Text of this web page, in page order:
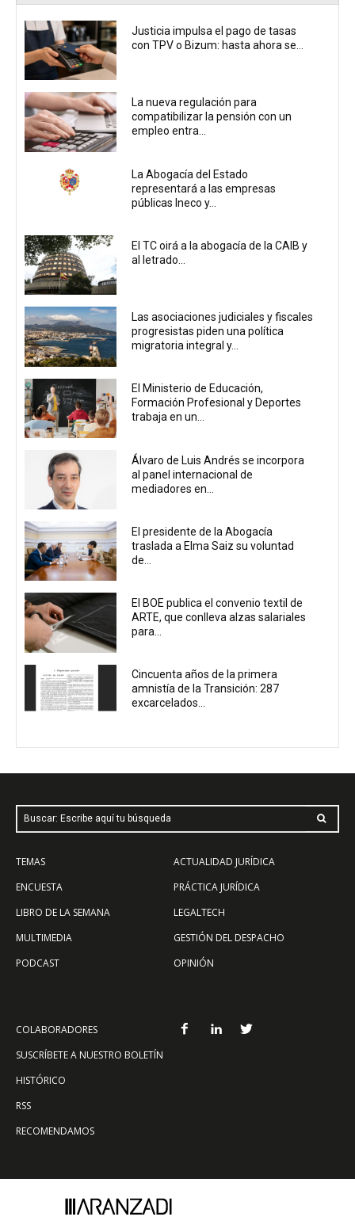
Justicia impulsa el pago de tasas
con TPV o Bizum: hasta ahora se...
La nueva regulación para
compatibilizar la pensión con un
empleo entra...
La Abogacía del Estado
representará a las empresas
públicas Ineco y...
El TC oirá a la abogacía de la CAIB y
al letrado...
Las asociaciones judiciales y fiscales
progresistas piden una política
migratoria integral y...
El Ministerio de Educación,
Formación Profesional y Deportes
trabaja en un...
Álvaro de Luis Andrés se incorpora
al panel internacional de
mediadores en...
El presidente de la Abogacía
traslada a Elma Saiz su voluntad
de...
El BOE publica el convenio textil de
ARTE, que conlleva alzas salariales
para...
Cincuenta años de la primera
amnistía de la Transición: 287
excarcelados...
Buscar: Escribe aquí tu búsqueda
TEMAS
ENCUESTA
LIBRO DE LA SEMANA
MULTIMEDIA
PODCAST
ACTUALIDAD JURÍDICA
PRÁCTICA JURÍDICA
LEGALTECH
GESTIÓN DEL DESPACHO
OPINIÓN
COLABORADORES
SUSCRÍBETE A NUESTRO BOLETÍN
HISTÓRICO
RSS
RECOMENDAMOS